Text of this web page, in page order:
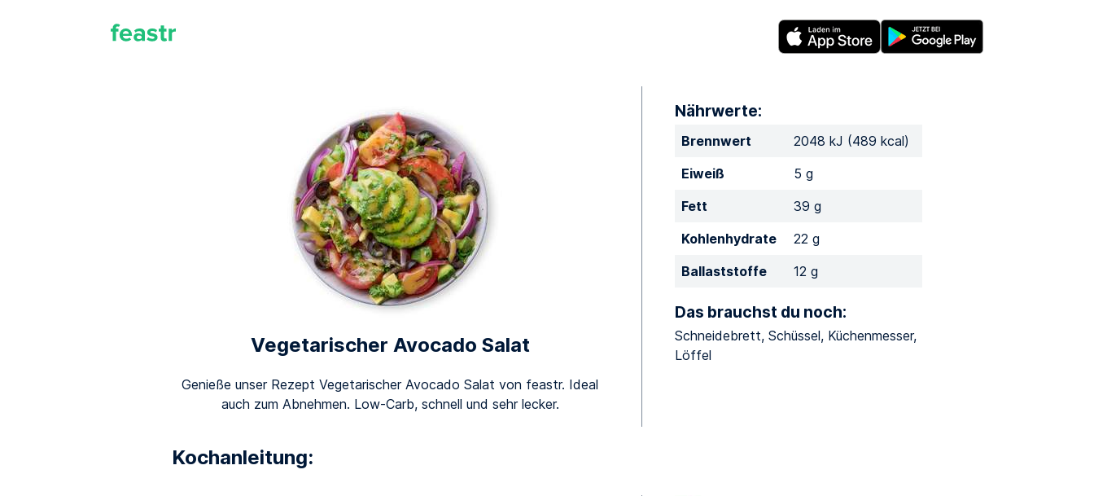
Vegetarischer Avocado Salat
Genieße unser Rezept Vegetarischer Avocado Salat von feastr. Ideal
auch zum Abnehmen. Low-Carb, schnell und sehr lecker.
Nährwerte:
Brennwert
2048 kJ (489 kcal)
Eiweiß
5 g
Fett
39 g
Kohlenhydrate
22 g
Ballaststoffe
12 g
Das brauchst du noch:
Schneidebrett, Schüssel, Küchenmesser,
Löffel
Kochanleitung: